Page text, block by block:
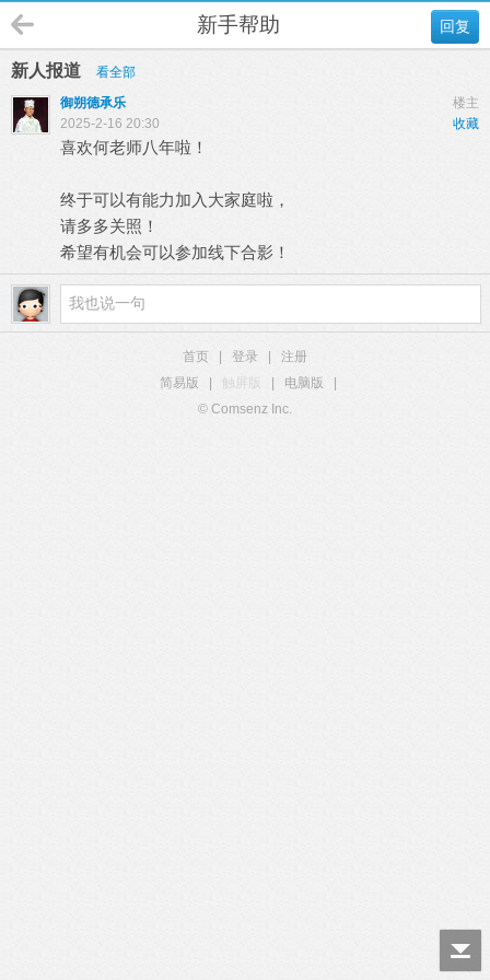
回复
新手帮助
新人报道
看全部
楼主
御朔德承乐
收藏
2025-2-16 20:30
喜欢何老师八年啦！
终于可以有能力加入大家庭啦，
请多多关照！
希望有机会可以参加线下合影！
首页 登录
注册
简易版
触屏版 电脑版
© Comsenz Inc.